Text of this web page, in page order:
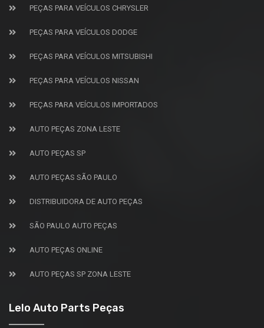
PEÇAS PARA VEÍCULOS CHRYSLER
PEÇAS PARA VEÍCULOS DODGE
PEÇAS PARA VEÍCULOS MITSUBISHI
PEÇAS PARA VEÍCULOS NISSAN
PEÇAS PARA VEÍCULOS IMPORTADOS
AUTO PEÇAS ZONA LESTE
AUTO PEÇAS SP
AUTO PEÇAS SÃO PAULO
DISTRIBUIDORA DE AUTO PEÇAS
SÃO PAULO AUTO PEÇAS
AUTO PEÇAS ONLINE
AUTO PEÇAS SP ZONA LESTE
Lelo Auto Parts Peças